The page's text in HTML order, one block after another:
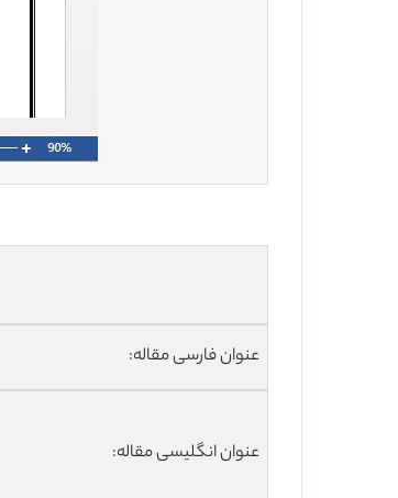
عنوان فارسی مقاله:
عنوان انگلیسی مقاله: